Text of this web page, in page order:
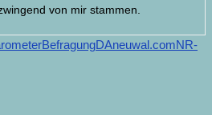
von mir stammen.
BefragungDAneuwal.comNR-